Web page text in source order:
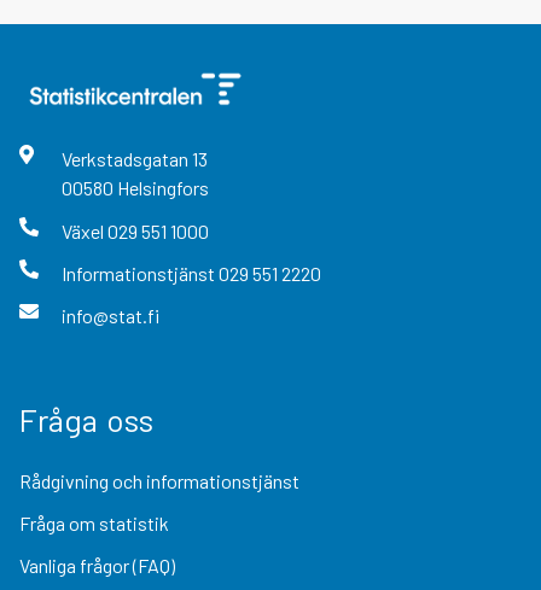
Verkstadsgatan 13
00580 Helsingfors
Växel 029 551 1000
Informationstjänst 029 551 2220
info@stat.fi
Fråga oss
Rådgivning och informationstjänst
Fråga om statistik
Vanliga frågor (FAQ)